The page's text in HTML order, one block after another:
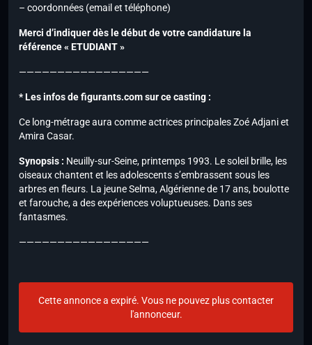
– coordonnées (email et téléphone)
Merci d’indiquer dès le début de votre candidature la
référence « ETUDIANT »
—————————————————
* Les infos de figurants.com sur ce casting :
Ce long-métrage aura comme actrices principales Zoé Adjani et
Amira Casar.
Synopsis : Neuilly-sur-Seine, printemps 1993. Le soleil brille, les
oiseaux chantent et les adolescents s’embrassent sous les
arbres en fleurs. La jeune Selma, Algérienne de 17 ans, boulotte
et farouche, a des expériences voluptueuses. Dans ses
fantasmes.
—————————————————
Cette annonce a expiré. Vous ne pouvez plus contacter
l'annonceur.